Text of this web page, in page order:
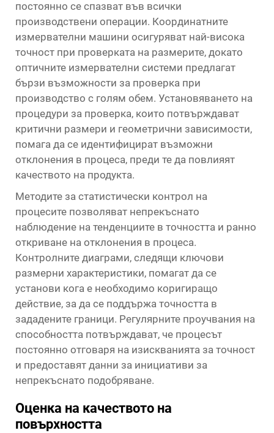
постоянно се спазват във всички
производствени операции. Координатните
измервателни машини осигуряват най-висока
точност при проверката на размерите, докато
оптичните измервателни системи предлагат
бързи възможности за проверка при
производство с голям обем. Установяването на
процедури за проверка, които потвърждават
критични размери и геометрични зависимости,
помага да се идентифицират възможни
отклонения в процеса, преди те да повлияят
качеството на продукта.
Методите за статистически контрол на
процесите позволяват непрекъснато
наблюдение на тенденциите в точността и ранно
откриване на отклонения в процеса.
Контролните диаграми, следящи ключови
размерни характеристики, помагат да се
установи кога е необходимо коригиращо
действие, за да се поддържа точността в
зададените граници. Регулярните проучвания на
способността потвърждават, че процесът
постоянно отговаря на изискванията за точност
и предоставят данни за инициативи за
непрекъснато подобряване.
Оценка на качеството на
повърхността